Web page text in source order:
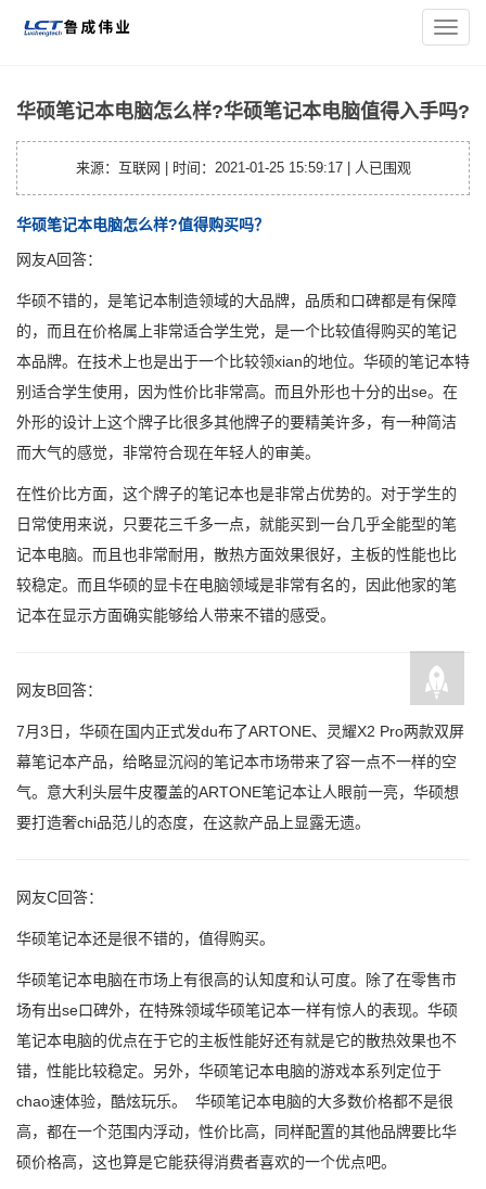
导
航
您的位置：主页
> 华硕笔记本电脑怎么样?华硕笔记
华硕笔记本电脑怎么样?华硕笔记本电脑值得入手吗?
来源：互联网 | 时间：2021-01-25 15:59:17 | 人已围观
华硕笔记本电脑怎么样?值得购买吗？
网友A回答：
华硕不错的，是笔记本制造领域的大品牌，品质和口碑都是有保障
的，而且在价格属上非常适合学生党，是一个比较值得购买的笔记
本品牌。在技术上也是出于一个比较领xian的地位。华硕的笔记本特
别适合学生使用，因为性价比非常高。而且外形也十分的出se。在
外形的设计上这个牌子比很多其他牌子的要精美许多，有一种简洁
而大气的感觉，非常符合现在年轻人的审美。
在性价比方面，这个牌子的笔记本也是非常占优势的。对于学生的
日常使用来说，只要花三千多一点，就能买到一台几乎全能型的笔
记本电脑。而且也非常耐用，散热方面效果很好，主板的性能也比
较稳定。而且华硕的显卡在电脑领域是非常有名的，因此他家的笔
记本在显示方面确实能够给人带来不错的感受。
网友B回答：
7月3日，华硕在国内正式发du布了ARTONE、灵耀X2 Pro两款双屏
幕笔记本产品，给略显沉闷的笔记本市场带来了容一点不一样的空
气。意大利头层牛皮覆盖的ARTONE笔记本让人眼前一亮，华硕想
要打造奢chi品范儿的态度，在这款产品上显露无遗。
网友C回答：
华硕笔记本还是很不错的，值得购买。
华硕笔记本电脑在市场上有很高的认知度和认可度。除了在零售市
场有出se口碑外，在特殊领域华硕笔记本一样有惊人的表现。华硕
笔记本电脑的优点在于它的主板性能好还有就是它的散热效果也不
错，性能比较稳定。另外，华硕笔记本电脑的游戏本系列定位于
chao速体验，酷炫玩乐。 华硕笔记本电脑的大多数价格都不是很
高，都在一个范围内浮动，性价比高，同样配置的其他品牌要比华
硕价格高，这也算是它能获得消费者喜欢的一个优点吧。